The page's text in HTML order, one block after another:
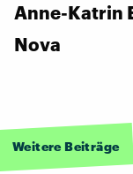
Anne-Katrin
Nova
Weitere Beiträge